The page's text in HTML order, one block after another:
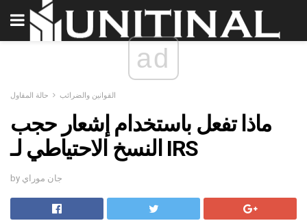
ad
القوانين والضرائب حالة المقاول
ماذا تفعل باستخدام إشعار حجب
النسخ الاحتياطي لـ IRS
by جان موراي